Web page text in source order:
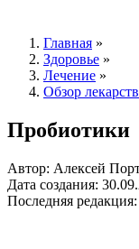
Главная »
Здоровье »
Лечение »
Обзор
Пробиотики
Автор: Алексей
Дата создания:
Последняя